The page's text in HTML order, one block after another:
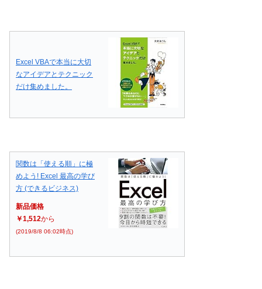
Excel VBAで本当に大切
なアイデアとテクニック
だけ集めました。
関数は「使える順」に極
めよう! Excel 最高の学び
方 (できるビジネス)
新品価格
￥1,512から
(2019/8/8 06:02時点)